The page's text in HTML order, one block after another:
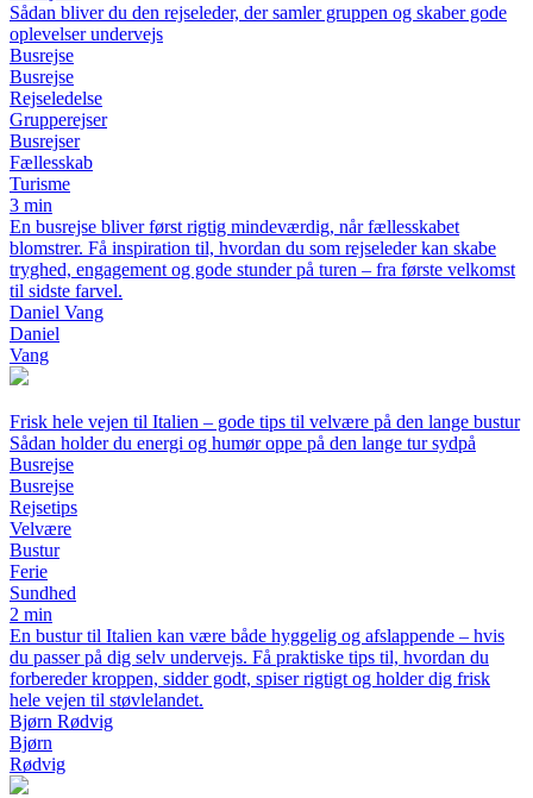
Sådan bliver du den rejseleder, der samler gruppen og skaber gode
oplevelser undervejs
Busrejse
Busrejse
Rejseledelse
Grupperejser
Busrejser
Fællesskab
Turisme
3 min
En busrejse bliver først rigtig mindeværdig, når fællesskabet
blomstrer. Få inspiration til, hvordan du som rejseleder kan skabe
tryghed, engagement og gode stunder på turen – fra første velkomst
til sidste farvel.
Daniel Vang
Daniel
Vang
Frisk hele vejen til Italien – gode tips til velvære på den lange bustur
Sådan holder du energi og humør oppe på den lange tur sydpå
Busrejse
Busrejse
Rejsetips
Velvære
Bustur
Ferie
Sundhed
2 min
En bustur til Italien kan være både hyggelig og afslappende – hvis
du passer på dig selv undervejs. Få praktiske tips til, hvordan du
forbereder kroppen, sidder godt, spiser rigtigt og holder dig frisk
hele vejen til støvlelandet.
Bjørn Rødvig
Bjørn
Rødvig